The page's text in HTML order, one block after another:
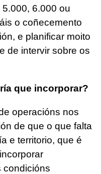
6.000 ou
o coñecemento
e planificar moito
de intervir sobre os
que incorporar?
operacións nos
de que o que falta
e territorio, que é
condicións